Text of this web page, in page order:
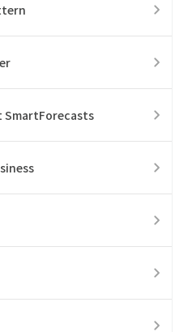
SmartForecasts